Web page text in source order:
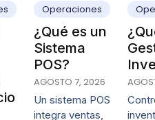
Operaciones
¿Qué es un
Sistema
POS?
AGOSTO 7, 2026
Un sistema POS
integra ventas,